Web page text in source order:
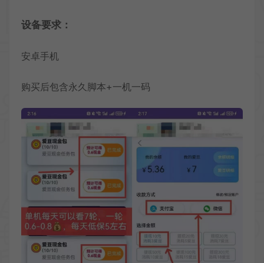
设备要求：
安卓手机
购买后包含永久脚本+一机一码